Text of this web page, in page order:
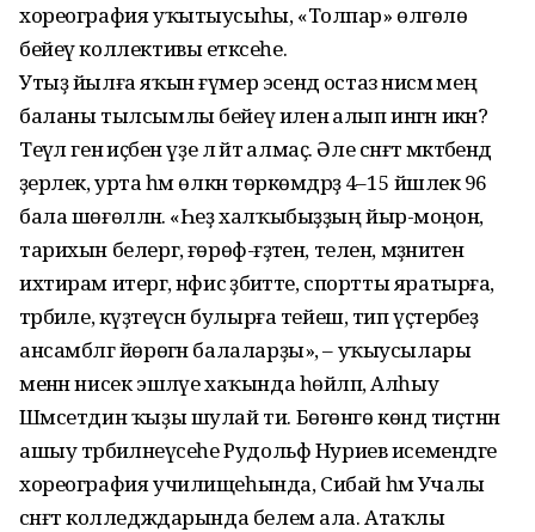
хореография уҡытыусыһы, «Толпар» өлгөлө
бейеү коллективы етәксеһе.
Утыҙ йылға яҡын ғүмер эсендә остаз нисәмә мең
баланы тылсымлы бейеү иленә алып ингән икән?
Теүәл генә иҫәбен үҙе лә әйтә алмаҫ. Әле сәнғәт мәктәбендә
әҙерлек, урта һәм өлкән төркөмдәрҙә 4–15 йәшлек 96
бала шөғөлләнә. «Һеҙ халҡыбыҙҙың йыр-моңон,
тарихын белергә, ғөрөф-ғәҙәтен, телен, мәҙәниәтен
ихтирам итергә, нәфис әҙәбиәтте, спортты яратырға,
тәрбиәле, күҙәтеүсән булырға тейеш, тип үҫтерәбеҙ
ансамблгә йөрөгән балаларҙы», – уҡыусылары
менән нисек эшләүе хаҡында һөйләп, Алһыу
Шәмсетдин ҡыҙы шулай ти. Бөгөнгө көндә тиҫтәнән
ашыу тәрбиәләнеүсеһе Рудольф Нуриев исемен­дәге
хореография училищеһында, Сибай һәм Учалы
сәнғәт колледждарында белем ала. Атаҡлы